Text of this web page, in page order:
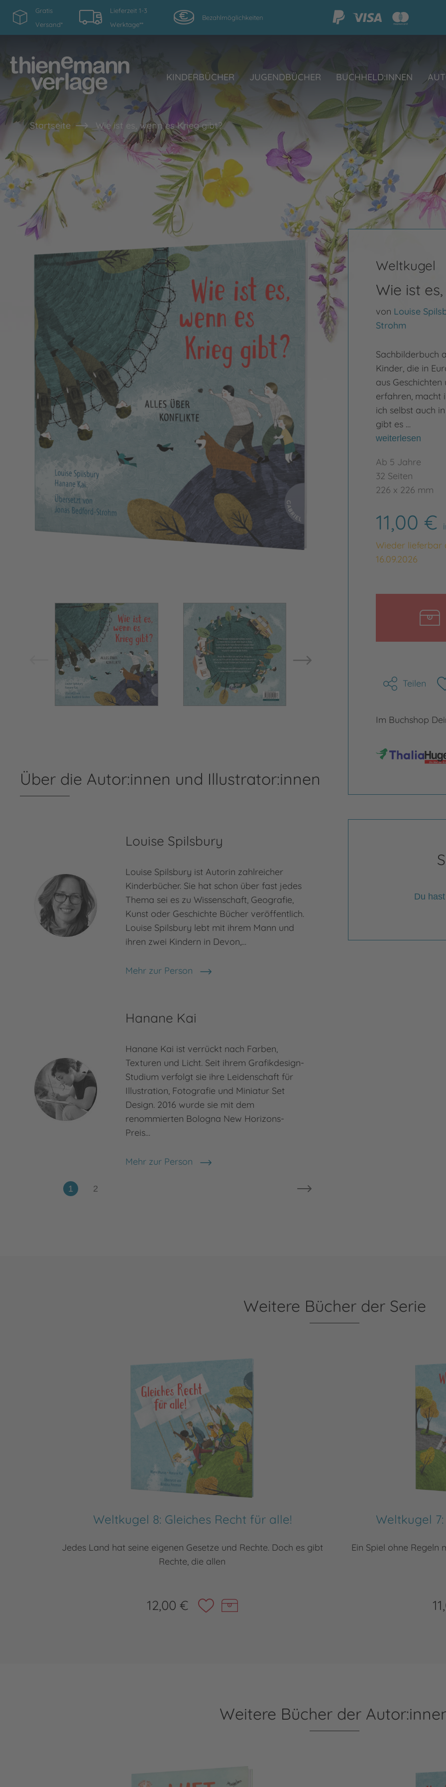
Gratis
Versand*
Lieferzeit 1-3
Werktage**
Bezahlmöglichkeiten
KINDERBÜCHER JUGENDBÜCHER BUCHHELD:INNEN
Startseite Wie ist es, wenn es Krieg gibt?
Weltkugel
Wie ist
von Louise
Strohm
Sachbilderbuch
Kinder, die in
aus
erfahren, macht
ich selbst auch
gibt es …
weiterlesen
Ab 5 Jahre
32 Seiten
226 x 226 mm
11,00 €
Wieder lieferbar
16.09.2026
Teilen
Im Buchshop
Du
Über die Autor:innen und Illustrator:innen
Louise Spilsbury
Louise Spilsbury ist Autorin zahlreicher
Kinderbücher. Sie hat schon über fast jedes
Thema sei es zu Wissenschaft, Geografie,
Kunst oder Geschichte Bücher veröffentlich.
Louise Spilsbury lebt mit ihrem Mann und
ihren zwei Kindern in Devon,…
Mehr zur Person
Louise Spilsbury
Hanane Kai
Hanane Kai ist verrückt nach Farben,
Texturen und Licht. Seit ihrem Grafikdesign-
Studium verfolgt sie ihre Leidenschaft für
Illustration, Fotografie und Miniatur Set
Design. 2016 wurde sie mit dem
renommierten Bologna New Horizons-
Preis…
Mehr zur Person
Hanane Kai
Weitere Bücher der Serie
Weltkugel 8: Gleiches Recht für alle!
Jedes Land hat seine eigenen Gesetze und Rechte. Doch es gibt
Rechte, die allen
12,00 €
Weltkugel
Ein Spiel ohne Regeln
Weitere Bücher der